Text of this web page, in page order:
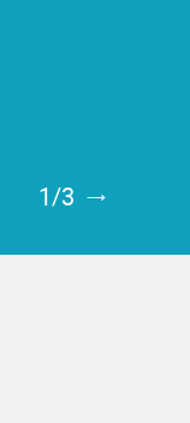
1/3